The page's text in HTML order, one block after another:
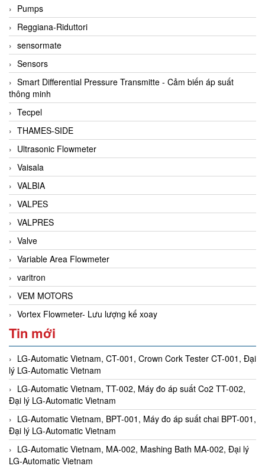
Pumps
Reggiana-Riduttori
sensormate
Sensors
Smart Differential Pressure Transmitte - Cảm biến áp suất
thông minh
Tecpel
THAMES-SIDE
Ultrasonic Flowmeter
Vaisala
VALBIA
VALPES
VALPRES
Valve
Variable Area Flowmeter
varitron
VEM MOTORS
Vortex Flowmeter- Lưu lượng kế xoay
Tin mới
LG-Automatic Vietnam, CT-001, Crown Cork Tester CT-001, Đại
lý LG-Automatic Vietnam
LG-Automatic Vietnam, TT-002, Máy đo áp suất Co2 TT-002,
Đại lý LG-Automatic Vietnam
LG-Automatic Vietnam, BPT-001, Máy đo áp suất chai BPT-001,
Đại lý LG-Automatic Vietnam
LG-Automatic Vietnam, MA-002, Mashing Bath MA-002, Đại lý
LG-Automatic Vietnam